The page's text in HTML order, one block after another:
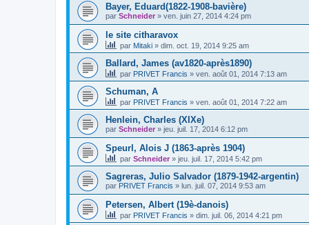
Bayer, Eduard(1822-1908-bavière)
par Schneider » ven. juin 27, 2014 4:24 pm
le site citharavox
par Mitaki » dim. oct. 19, 2014 9:25 am
Ballard, James (av1820-après1890)
par PRIVET Francis » ven. août 01, 2014 7:13 am
Schuman, A
par PRIVET Francis » ven. août 01, 2014 7:22 am
Henlein, Charles (XIXe)
par Schneider » jeu. juil. 17, 2014 6:12 pm
Speurl, Alois J (1863-après 1904)
par Schneider » jeu. juil. 17, 2014 5:42 pm
Sagreras, Julio Salvador (1879-1942-argentin)
par PRIVET Francis » lun. juil. 07, 2014 9:53 am
Petersen, Albert (19è-danois)
par PRIVET Francis » dim. juil. 06, 2014 4:21 pm